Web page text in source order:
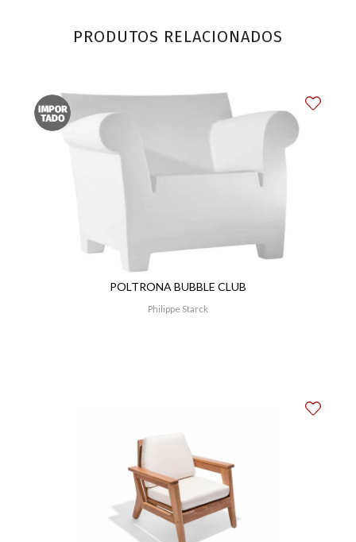
PRODUTOS RELACIONADOS
POLTRONA BUBBLE CLUB
Philippe Starck